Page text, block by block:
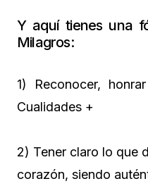
Y aquí tienes una
Milagros:
1) Reconocer,
Cualidades +
2) Tener claro lo que
corazón, siendo